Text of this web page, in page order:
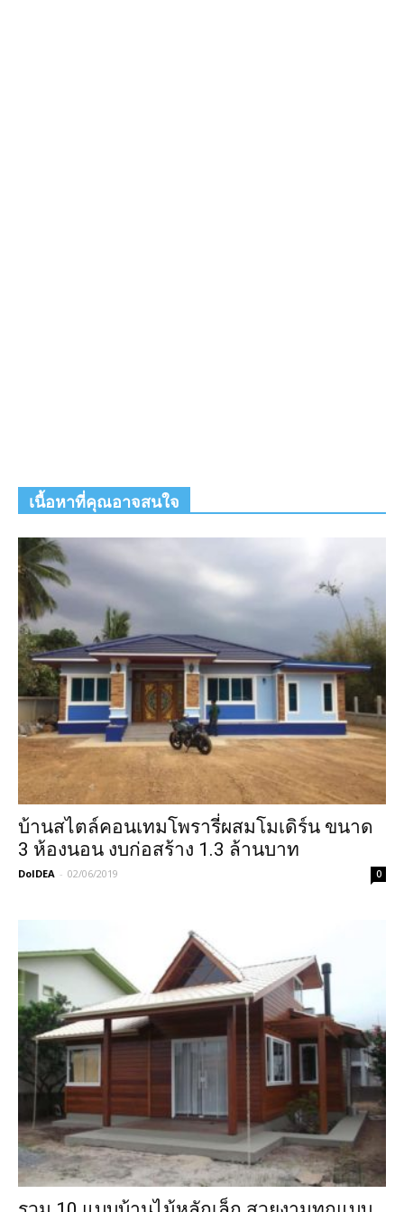
เนื้อหาที่คุณอาจสนใจ
บ้านสไตล์คอนเทมโพรารี่ผสมโมเดิร์น ขนาด
3 ห้องนอน งบก่อสร้าง 1.3 ล้านบาท
DoIDEA - 02/06/2019 0